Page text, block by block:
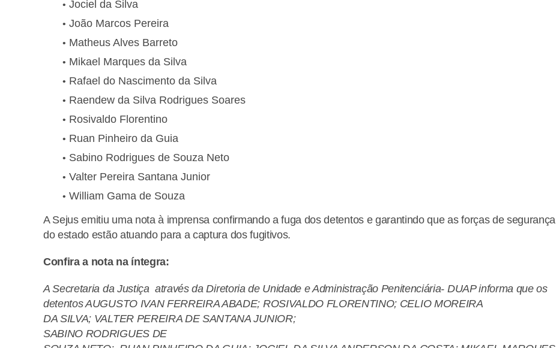
Jociel da Silva
João Marcos Pereira
Matheus Alves Barreto
Mikael Marques da Silva
Rafael do Nascimento da Silva
Raendew da Silva Rodrigues Soares
Rosivaldo Florentino
Ruan Pinheiro da Guia
Sabino Rodrigues de Souza Neto
Valter Pereira Santana Junior
William Gama de Souza
A Sejus emitiu uma nota à imprensa confirmando a fuga dos detentos e garantindo que as forças de segurança
do estado estão atuando para a captura dos fugitivos.
Confira a nota na íntegra:
A Secretaria da Justiça através da Diretoria de Unidade e Administração Penitenciária- DUAP informa que os
detentos AUGUSTO IVAN FERREIRA ABADE; ROSIVALDO FLORENTINO; CELIO MOREIRA
DA SILVA; VALTER PEREIRA DE SANTANA JUNIOR;
SABINO RODRIGUES DE